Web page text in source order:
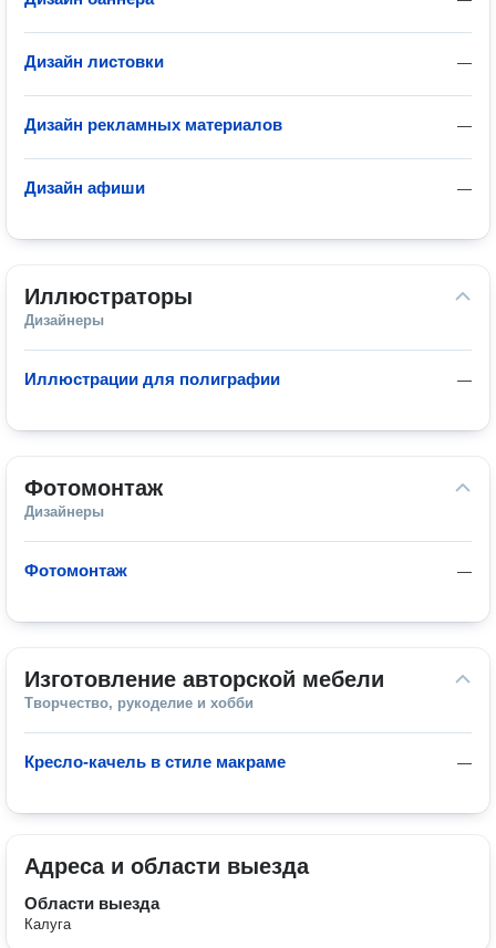
—
Дизайн листовки
—
Дизайн рекламных материалов
—
Дизайн афиши
Иллюстраторы
Дизайнеры
—
Иллюстрации для полиграфии
Фотомонтаж
Дизайнеры
—
Фотомонтаж
Изготовление авторской мебели
Творчество, рукоделие и хобби
—
Кресло-качель в стиле макраме
Адреса и области выезда
Области выезда
Калуга